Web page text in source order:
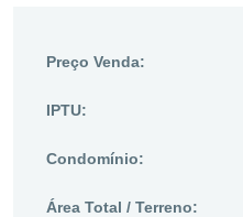
Preço Venda:
IPTU:
Condomínio:
Área Total / Terreno: